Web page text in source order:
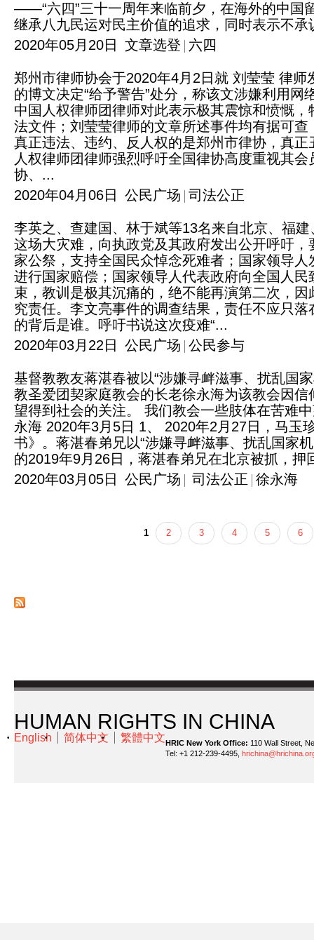
——“六四”三十一周年来临前夕，在海外的中国
继承八九民运对民主价值的追求，同时表示不
2020年05月20日
文章选登 六四
郑州市律师协会于2020年4月2日就 刘莹莹 律
的博文决定“给予警告”处分，称该文涉嫌利用
中国人权律师团律师对此表示极其震惊和愤慨
法文件；刘莹莹律师的文章所述事件均有据可
真正违法、违约、反人权的是郑州市律协，真
人权律师团律师强烈呼吁全国律协高度重视其
协、...
2020年04月06日
公民广场 司法公正
李英之、查建国、林于斌等13名来自北京、福
这场大灾难，向执政党及其政府发出公开呼吁
家公祭，支持全国民众悼念死难者；国家领导
进行国家赔偿；国家领导人代表政府向全国人
束，教训是极其沉痛的，绝不能再演第二次，
究责任。李文亮事件的调查结果，责任不应只
的背后是谁。呼吁书说这次疫难“...
2020年03月22日
公民广场 公民参与
基督教教友蒋湛春被以“涉嫌寻衅滋事、扰乱国
教圣爱团契家庭教会的长老徐永海为该教会因
望得到社会的关注。 我们教会一些肢体在苦难
永海 2020年3月5日 1、 2020年2月27日，马玉
书》。蒋湛春弟兄以“涉嫌寻衅滋事、扰乱国家
的2019年9月26日，蒋湛春弟兄在北京被抓，
2020年03月05日
公民广场 司法公正 徐永海
1 2 3 4 5 6
HUMAN RIGHTS IN CHINA
English 简体中文 繁體中文HRIC New York Office: 110 Wall Street,
Tel: +1 212-239-4495,